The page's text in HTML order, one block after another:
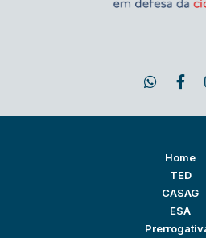
Home
TED
CASAG
ESA